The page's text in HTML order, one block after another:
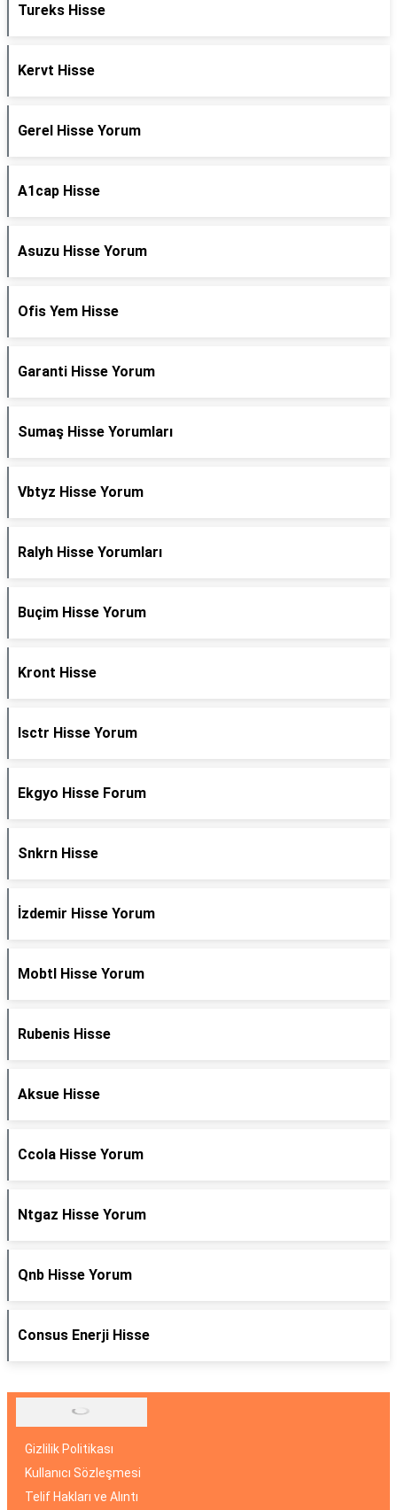
Tureks Hisse
Kervt Hisse
Gerel Hisse Yorum
A1cap Hisse
Asuzu Hisse Yorum
Ofis Yem Hisse
Garanti Hisse Yorum
Sumaş Hisse Yorumları
Vbtyz Hisse Yorum
Ralyh Hisse Yorumları
Buçim Hisse Yorum
Kront Hisse
Isctr Hisse Yorum
Ekgyo Hisse Forum
Snkrn Hisse
İzdemir Hisse Yorum
Mobtl Hisse Yorum
Rubenis Hisse
Aksue Hisse
Ccola Hisse Yorum
Ntgaz Hisse Yorum
Qnb Hisse Yorum
Consus Enerji Hisse
Gizlilik Politikası
Kullanıcı Sözleşmesi
Telif Hakları ve Alıntı